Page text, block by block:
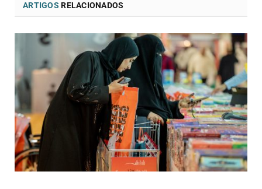
ARTIGOS RELACIONADOS